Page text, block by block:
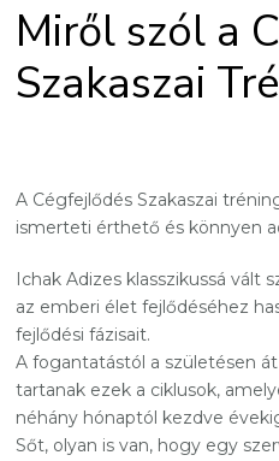
Miről szól a
Szakaszai
A Cégfejlődés Szakaszai
ismerteti érthető és könnyen
Ichak Adizes klasszikussá vált
az emberi élet fejlődéséhez
fejlődési fázisait.
A fogantatástól a születésen
tartanak ezek a ciklusok,
néhány hónaptól kezdve
Sőt, olyan is van, hogy egy